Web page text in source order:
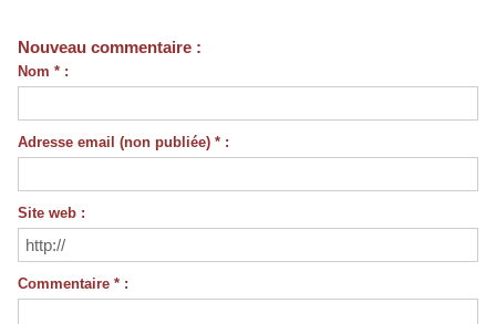
Nouveau commentaire :
Nom * :
Adresse email (non publiée) * :
Site web :
Commentaire * :